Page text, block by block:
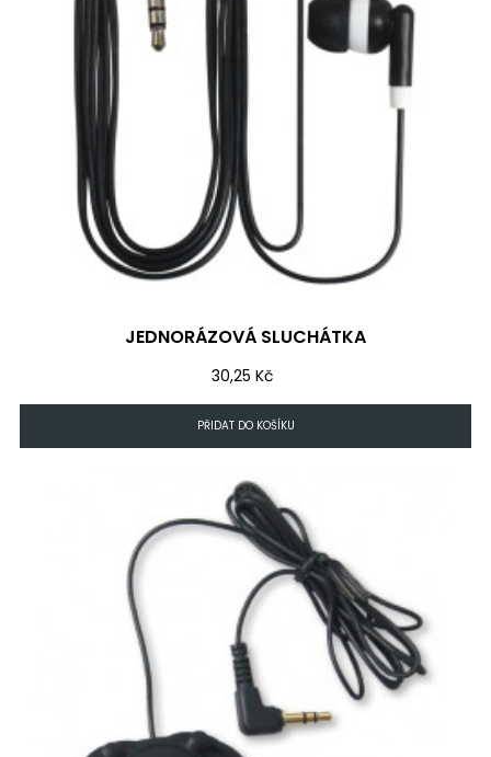
JEDNORÁZOVÁ SLUCHÁTKA
Cena
30,25 Kč
PŘIDAT DO KOŠÍKU